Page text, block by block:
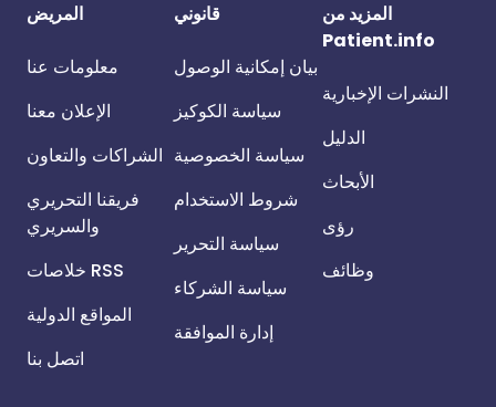
المريض
معلومات عنا
الإعلان معنا
الشراكات والتعاون
فريقنا التحريري
والسريري
خلاصات RSS
المواقع الدولية
اتصل بنا
قانوني
بيان إمكانية الوصول
سياسة الكوكيز
سياسة الخصوصية
شروط الاستخدام
سياسة التحرير
سياسة الشركاء
إدارة الموافقة
المزيد من
Patient.info
النشرات الإخبارية
الدليل
الأبحاث
رؤى
وظائف